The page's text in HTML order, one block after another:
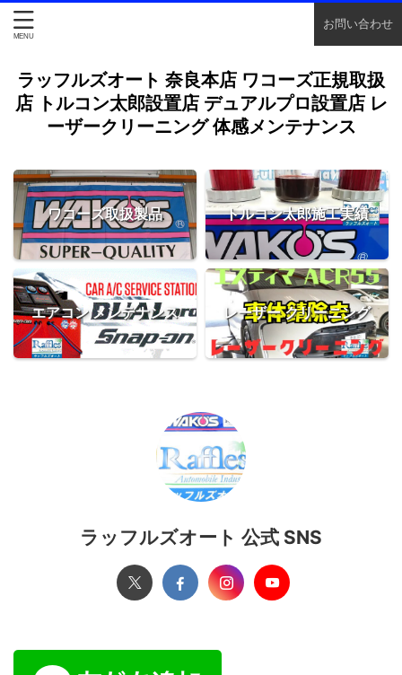
お問い合わせ
ラッフルズオート 奈良本店 ワコーズ正規取扱
店 トルコン太郎設置店 デュアルプロ設置店 レ
ーザークリーニング 体感メンテナンス
ワコーズ取扱製品 トルコン太郎施工実績
エアコン メンテナンス レーザー クリーニング
ラッフルズオート 公式 SNS